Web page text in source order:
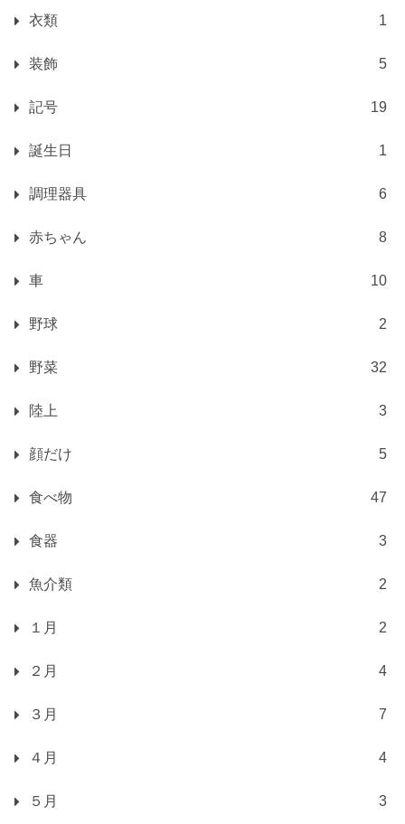
衣類 1
装飾 5
記号 19
誕生日 1
調理器具 6
赤ちゃん 8
車 10
野球 2
野菜 32
陸上 3
顔だけ 5
食べ物 47
食器 3
魚介類 2
１月 2
２月 4
３月 7
４月 4
５月 3